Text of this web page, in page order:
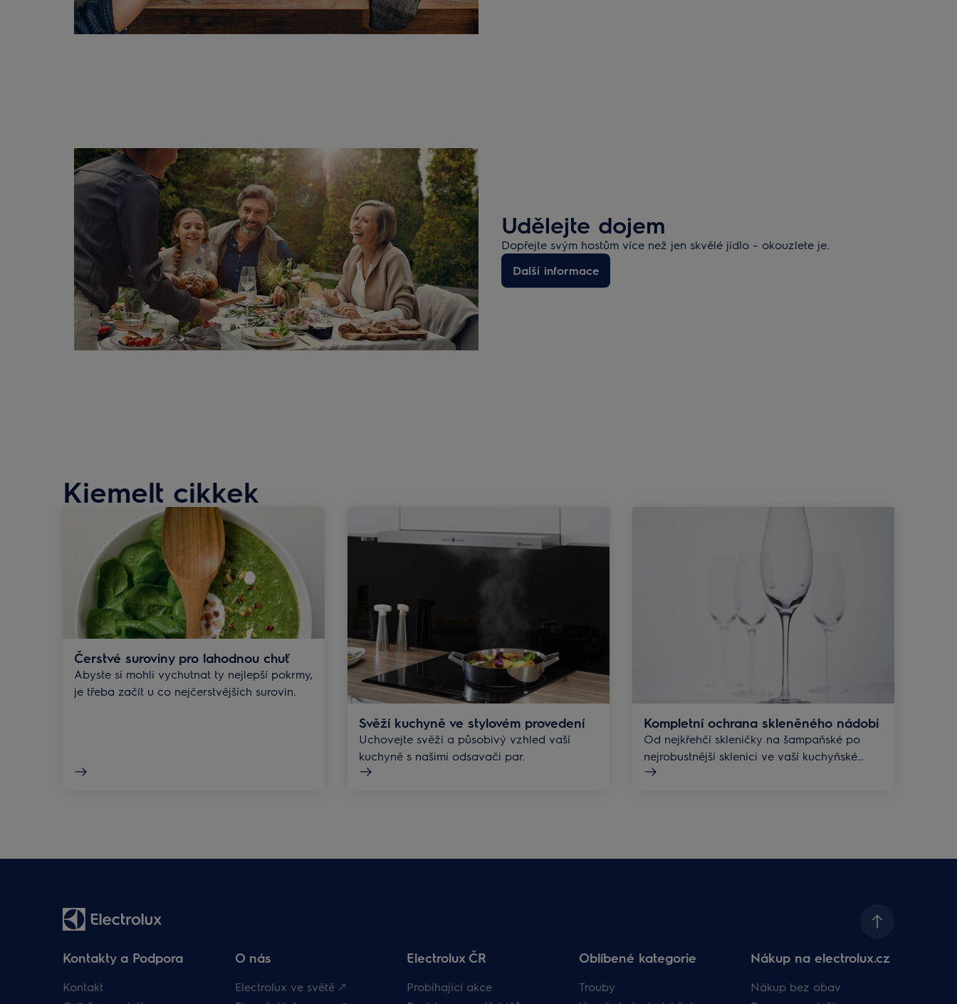
Udělejte dojem
Dopřejte svým hostům více než jen skvělé jídlo – okouzlete je.
Další informace
Kiemelt cikkek
Čerstvé suroviny pro lahodnou chuť
Abyste si mohli vychutnat ty nejlepší pokrmy,
je třeba začít u co nejčerstvějších surovin.
Svěží kuchyně ve stylovém provedení
Uchovejte svěží a působivý vzhled vaší
kuchyně s našimi odsavači par.
Kompletní ochrana skleněného nádobí
Od nejkřehčí skleničky na šampaňské po
nejrobustnější sklenici ve vaší kuchyňské
lince.
Kontakty a Podpora
Kontakt
O nás
Electrolux ve světě 🡕
Electrolux ČR
Probíhající akce
Oblíbené kategorie
Trouby
Nákup na electrolux.cz
Nákup bez obav